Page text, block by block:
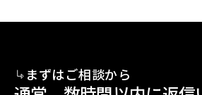
まずはご相談から